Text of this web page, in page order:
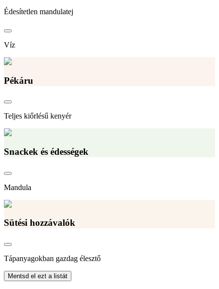
Édesítetlen mandulatej
Víz
Pékáru
Teljes kiőrlésű kenyér
Snackek és édességek
Mandula
Sütési hozzávalók
Tápanyagokban gazdag élesztő
Mentsd el ezt a listát